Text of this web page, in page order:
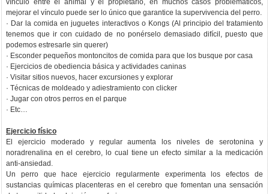
vínculo entre el animal y el propietario, en muchos casos problemáticos,
mejorar el vínculo puede ser lo único que garantice la supervivencia del perro.
· Dar la comida en juguetes interactivos o Kongs (Al principio del tratamiento
tenemos que ir con cuidado de no ponérselo demasiado difícil, puesto que
podemos estresarle sin querer)
· Esconder pequeños montoncitos de comida para que los busque por casa
· Ejercicios de obediencia básica y actividades caninas
· Visitar sitios nuevos, hacer excursiones y explorar
· Técnicas de moldeado y adiestramiento con clicker
· Jugar con otros perros en el parque
· Etc…
Ejercicio físico
El ejercicio moderado y regular aumenta los niveles de serotonina y
noradrenalina en el cerebro, lo cual tiene un efecto similar a la medicación
anti-ansiedad.
Un perro que hace ejercicio regularmente experimenta los efectos de
sustancias químicas placenteras en el cerebro que fomentan una sensación